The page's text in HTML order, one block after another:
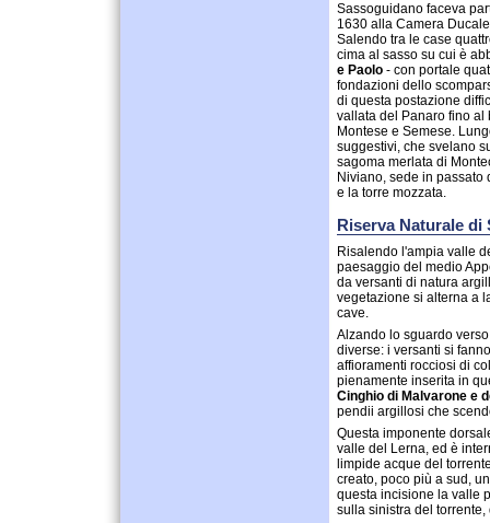
Sassoguidano faceva
1630 alla Camera
Salendo tra le case
cima al sasso su cui è
e Paolo - con portale
fondazioni dello
di questa postazione
vallata del Panaro fino al
Montese e Semese.
suggestivi, che svelano
sagoma merlata di
Niviano, sede in passato
e la torre mozzata.
Riserva Naturale di
Risalendo l'ampia valle
paesaggio del medio
da versanti di natura
vegetazione si alterna a
cave.
Alzando lo sguardo
diverse: i versanti si
affioramenti rocciosi di
pienamente inserita in
Cinghio di Malvarone e
pendii argillosi che
Questa imponente
valle del Lerna, ed è
limpide acque del
creato, poco più a sud,
questa incisione la valle
sulla sinistra del